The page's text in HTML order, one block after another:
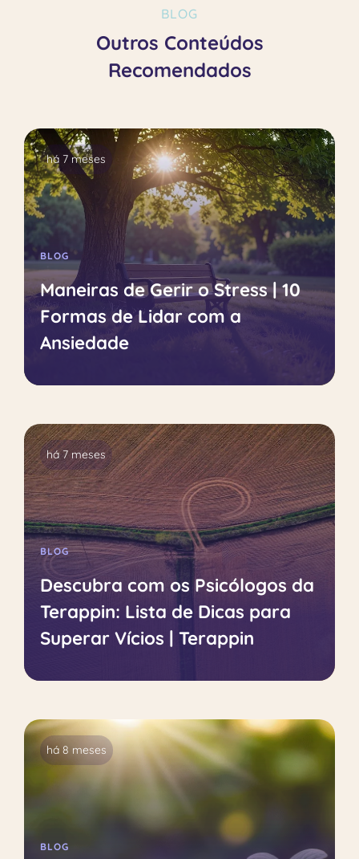
BLOG
Outros Conteúdos
Recomendados
há 7 meses
BLOG
Maneiras de Gerir o Stress | 10
Formas de Lidar com a
Ansiedade
há 7 meses
BLOG
Descubra com os Psicólogos da
Terappin: Lista de Dicas para
Superar Vícios | Terappin
há 8 meses
BLOG